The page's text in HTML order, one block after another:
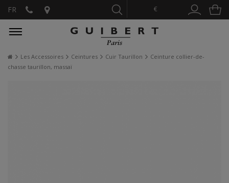
€
FR
Les Accessoires Ceintures Cuir Taurillon
Ceinture collier-de-
chasse taurillon, massaï